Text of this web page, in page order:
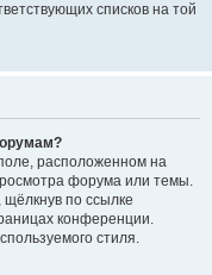
списков на той
расположенном на
форума или темы.
по ссылке
конференции.
стиля.